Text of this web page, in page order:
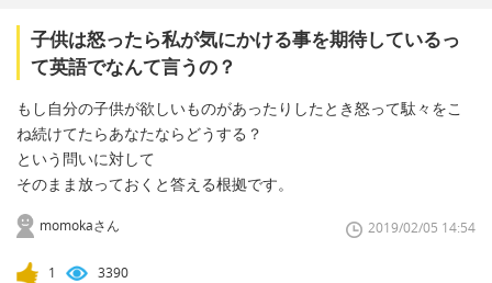
子供は怒ったら私が気にかける事を期待しているっ
て英語でなんて言うの？
もし自分の子供が欲しいものがあったりしたとき怒って駄々をこ
ね続けてたらあなたならどうする？
という問いに対して
そのまま放っておくと答える根拠です。
momokaさん 2019/02/05 14:54
1 3390